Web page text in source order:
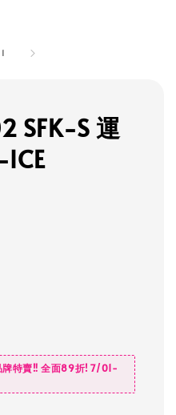
1
SFK-S 運
牌特賣‼️ 全面89折! 7/01-